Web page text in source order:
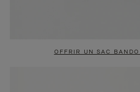
OFFRIR UN SAC